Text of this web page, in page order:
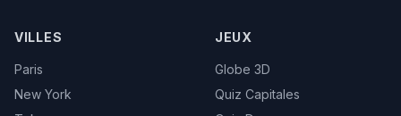
VILLES
Paris
New York
JEUX
Globe 3D
Quiz Capitales